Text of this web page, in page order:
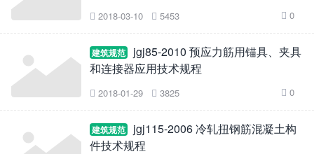
 2018-03-10  5453  0
建筑规范
jgj85-2010 预应力筋用锚具、夹具
和连接器应用技术规程
 2018-01-29  3825  0
建筑规范
jgj115-2006 冷轧扭钢筋混凝土构
件技术规程